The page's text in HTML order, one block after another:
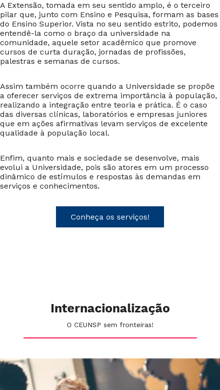
A Extensão, tomada em seu sentido amplo, é o terceiro
pilar que, junto com Ensino e Pesquisa, formam as bases
do Ensino Superior. Vista no seu sentido estrito, podemos
entendê-la como o braço da universidade na
comunidade, aquele setor acadêmico que promove
cursos de curta duração, jornadas de profissões,
palestras e semanas de cursos.
Assim também ocorre quando a Universidade se propõe
a oferecer serviços de extrema importância à população,
realizando a integração entre teoria e prática. É o caso
das diversas clínicas, laboratórios e empresas juniores
que em ações afirmativas levam serviços de excelente
qualidade à população local.
Enfim, quanto mais e sociedade se desenvolve, mais
evolui a Universidade, pois são atores em um processo
dinâmico de estímulos e respostas às demandas em
serviços e conhecimentos.
Conheça os serviços!
Internacionalização
O CEUNSP sem fronteiras!